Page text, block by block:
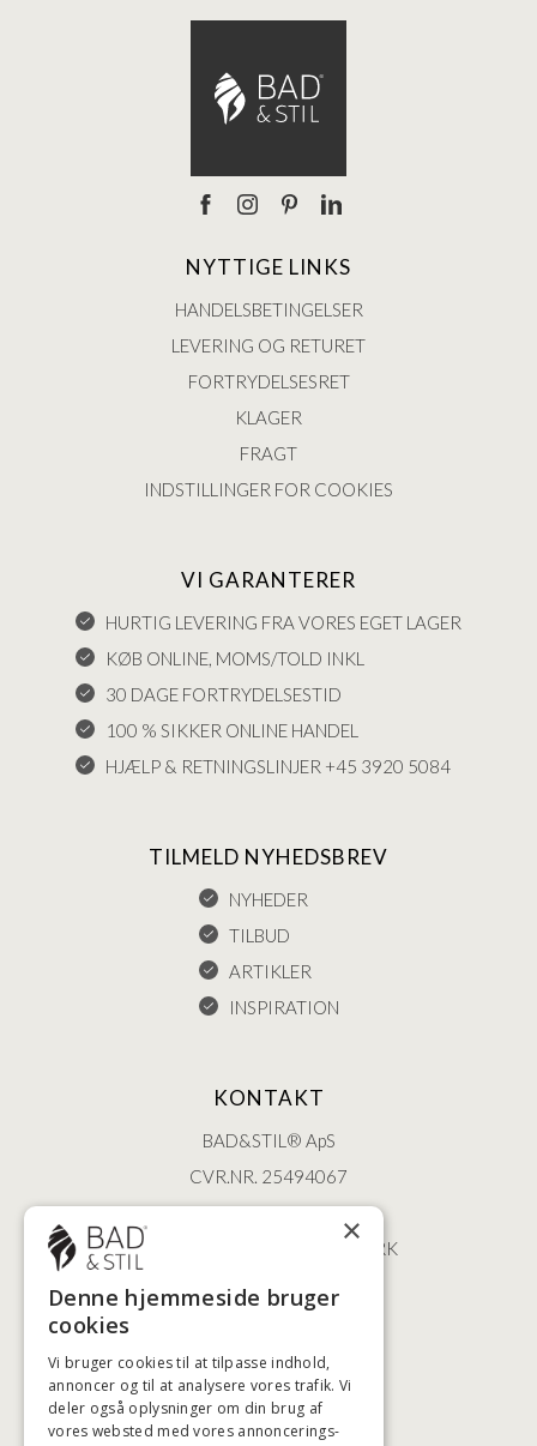
NYTTIGE LINKS
HANDELSBETINGELSER
LEVERING OG RETURET
FORTRYDELSESRET
KLAGER
FRAGT
INDSTILLINGER FOR COOKIES
VI GARANTERER
HURTIG LEVERING FRA VORES EGET LAGER
KØB ONLINE, MOMS/TOLD INKL
30 DAGE FORTRYDELSESTID
100 % SIKKER ONLINE HANDEL
HJÆLP & RETNINGSLINJER +45 3920 5084
TILMELD NYHEDSBREV
NYHEDER
TILBUD
ARTIKLER
INSPIRATION
KONTAKT
BAD&STIL® ApS
CVR.NR. 25494067
ØSTERBROGADE 202
2100 KØBENHAVN • DANMARK
+45 3920 5084
HØJESTE KREDITVÆRDIGHED
×
Denne hjemmeside bruger
cookies
Vi bruger cookies til at tilpasse indhold,
annoncer og til at analysere vores trafik. Vi
deler også oplysninger om din brug af
vores websted med vores annoncerings-